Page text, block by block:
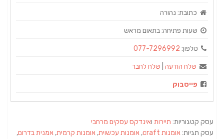
כתובת: נהורה
שעות פתיחה:בתאום מראש
טלפון: 077-7296992
שלח הודעה שלח לחבר
פייסבוק
עסק קטגוריות: תיירות ואינדקס עסקים מרחבי
עסק תגיות:אומנות craft , אומנות עכשוית, אומנות קרמית, אמנית בדרום,